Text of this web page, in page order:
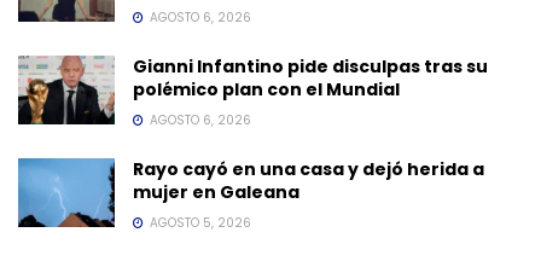
AGOSTO 6, 2026
Gianni Infantino pide disculpas tras su
polémico plan con el Mundial
AGOSTO 6, 2026
Rayo cayó en una casa y dejó herida a
mujer en Galeana
AGOSTO 5, 2026